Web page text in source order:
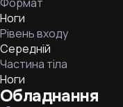
Ноги
Рівень входу
Середній
Частина тіла
Ноги
Обладнання